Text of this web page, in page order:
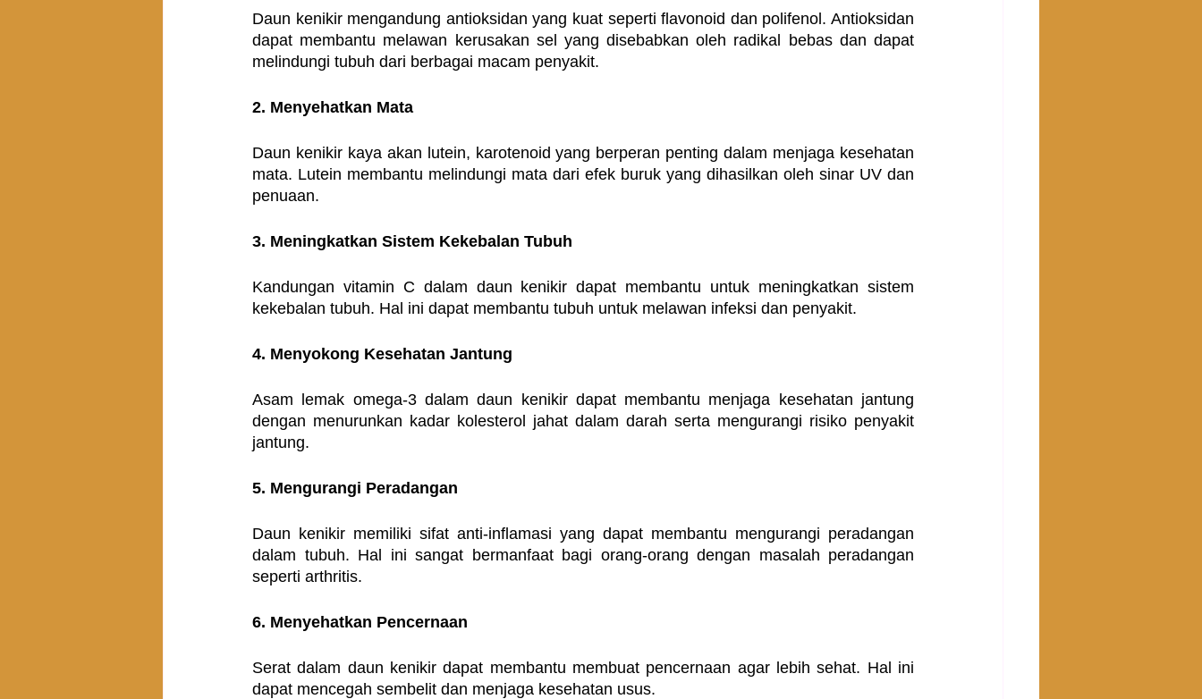
Daun kenikir mengandung antioksidan yang kuat seperti flavonoid dan polifenol. Antioksidan
dapat membantu melawan kerusakan sel yang disebabkan oleh radikal bebas dan dapat
melindungi tubuh dari berbagai macam penyakit.
2. Menyehatkan Mata
Daun kenikir kaya akan lutein, karotenoid yang berperan penting dalam menjaga kesehatan
mata. Lutein membantu melindungi mata dari efek buruk yang dihasilkan oleh sinar UV dan
penuaan.
3. Meningkatkan Sistem Kekebalan Tubuh
Kandungan vitamin C dalam daun kenikir dapat membantu untuk meningkatkan sistem
kekebalan tubuh. Hal ini dapat membantu tubuh untuk melawan infeksi dan penyakit.
4. Menyokong Kesehatan Jantung
Asam lemak omega-3 dalam daun kenikir dapat membantu menjaga kesehatan jantung
dengan menurunkan kadar kolesterol jahat dalam darah serta mengurangi risiko penyakit
jantung.
5. Mengurangi Peradangan
Daun kenikir memiliki sifat anti-inflamasi yang dapat membantu mengurangi peradangan
dalam tubuh. Hal ini sangat bermanfaat bagi orang-orang dengan masalah peradangan
seperti arthritis.
6. Menyehatkan Pencernaan
Serat dalam daun kenikir dapat membantu membuat pencernaan agar lebih sehat. Hal ini
dapat mencegah sembelit dan menjaga kesehatan usus.